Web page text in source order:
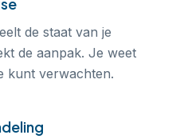
de staat van je
de aanpak. Je weet
kunt verwachten.